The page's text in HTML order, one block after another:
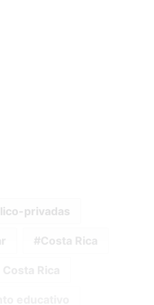
privadas
Costa Rica